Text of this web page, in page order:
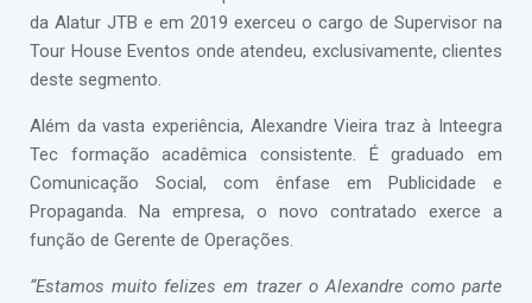
da Alatur JTB e em 2019 exerceu o cargo de Supervisor na
Tour House Eventos onde atendeu, exclusivamente, clientes
deste segmento.
Além da vasta experiência, Alexandre Vieira traz à Inteegra
Tec formação acadêmica consistente. É graduado em
Comunicação Social, com ênfase em Publicidade e
Propaganda. Na empresa, o novo contratado exerce a
função de Gerente de Operações.
“Estamos muito felizes em trazer o Alexandre como parte